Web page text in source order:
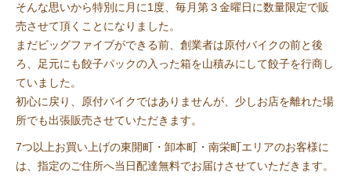
そんな思いから特別に月に1度、毎月第３金曜日に数量限定で販
売させて頂くことになりました。
まだビッグファイブができる前、創業者は原付バイクの前と後
ろ、足元にも餃子パックの入った箱を山積みにして餃子を行商し
ていました。
初心に戻り、原付バイクではありませんが、少しお店を離れた場
所でも出張販売させていただきます。
7つ以上お買い上げの東開町・卸本町・南栄町エリアのお客様に
は、指定のご住所へ当日配達無料でお届けさせていただきます。